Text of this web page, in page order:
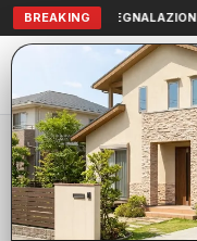
BREAKING SEGNALAZIONI:
Aranova •
PORTALE UTILE AL